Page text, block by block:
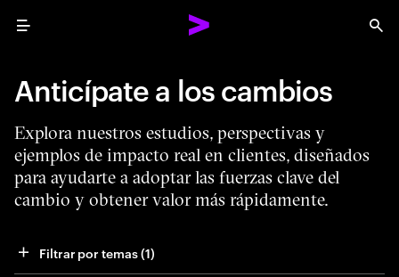
Menu
Anticípate a los cambios
Explora nuestros estudios, perspectivas y
ejemplos de impacto real en clientes, diseñados
para ayudarte a adoptar las fuerzas clave del
cambio y obtener valor más rápidamente.
Filtrar por temas (1)